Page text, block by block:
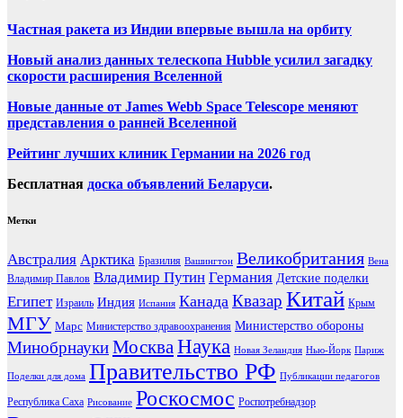
Частная ракета из Индии впервые вышла на орбиту
Новый анализ данных телескопа Hubble усилил загадку
скорости расширения Вселенной
Новые данные от James Webb Space Telescope меняют
представления о ранней Вселенной
Рейтинг лучших клиник Германии на 2026 год
Бесплатная доска объявлений Беларуси.
Метки
Австралия Арктика Бразилия Вашингтон Великобритания Вена
Владимир Павлов Владимир Путин Германия Детские поделки
Египет Израиль Индия Испания Канада Квазар Китай Крым
МГУ Марс Министерство здравоохранения Министерство обороны
МинобрнаукиМоскваНаука Новая Зеландия Нью-Йорк Париж
Поделки для дома Правительство РФ Публикации педагогов
Республика Саха Рисование Роскосмос Роспотребнадзор